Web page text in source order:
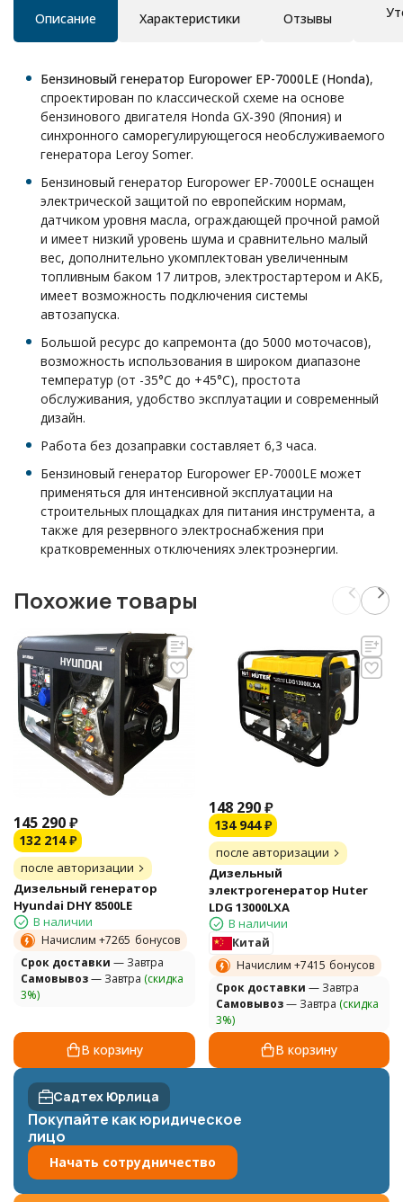
Описание Характеристики Отзывы
Бензиновый генератор Europower EP-7000LE (Honda),
спроектирован по классической схеме на основе
бензинового двигателя Honda GX-390 (Япония) и
синхронного саморегулирующегося необслуживаемого
генератора Leroy Somer.
Бензиновый генератор Europower EP-7000LE оснащен
электрической защитой по европейским нормам,
датчиком уровня масла, ограждающей прочной рамой
и имеет низкий уровень шума и сравнительно малый
вес, дополнительно укомплектован увеличенным
топливным баком 17 литров, электростартером и АКБ,
имеет возможность подключения системы
автозапуска.
Большой ресурс до капремонта (до 5000 моточасов),
возможность использования в широком диапазоне
температур (от -35°С до +45°С), простота
обслуживания, удобство эксплуатации и современный
дизайн.
Работа без дозаправки составляет 6,3 часа.
Бензиновый генератор Europower EP-7000LE может
применяться для интенсивной эксплуатации на
строительных площадках для питания инструмента, а
также для резервного электроснабжения при
кратковременных отключениях электроэнергии.
Похожие товары
145 290₽
132 214 ₽
после авторизации
Дизельный генератор
Hyundai DHY 8500LE
В наличии
Начислим +7265 бонусов
Cрок доставки — Завтра
Самовывоз— Завтра (скидка
3%)
В корзину
148 290 ₽
134 944 ₽
после авторизации
Дизельный
электрогенератор Huter
LDG 13000LXА
В наличии
Китай
Начислим +7415 бонусов
Cрок доставки — Завтра
Самовывоз— Завтра (скидка
3%)
В корзину
Садтех Юрлица
Покупайте как юридическое
лицо
Начать сотрудничество